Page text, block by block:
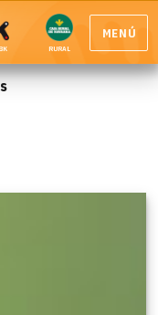
RURAL
MENÚ